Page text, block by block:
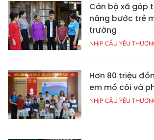
Cán bộ xã góp
nâng bước trẻ
trường
NHỊP CẦU YÊU
Hơn 80 triệu
em mồ côi và
NHỊP CẦU YÊU